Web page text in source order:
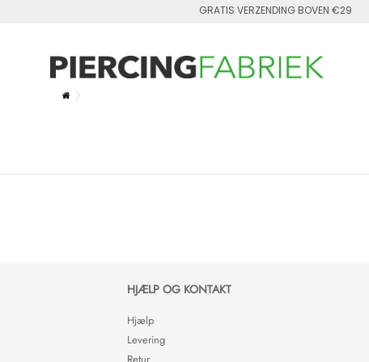
GRATIS VERZENDING BOVEN €29
HJÆLP OG KONTAKT
Hjælp
Levering